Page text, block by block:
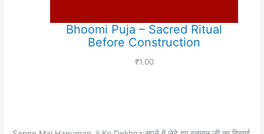
Bhoomi Puja – Sacred Ritual
Before Construction
₹1.00